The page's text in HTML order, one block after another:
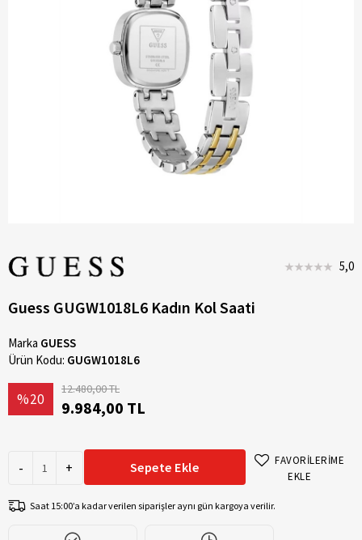
5,0
Guess GUGW1018L6 Kadın Kol Saati
Marka GUESS
Ürün Kodu: GUGW1018L6
%20
12.480,00 TL
9.984,00 TL
- + Sepete Ekle
FAVORİLERİME
EKLE
Saat 15:00’a kadar verilen siparişler aynı gün kargoya verilir.